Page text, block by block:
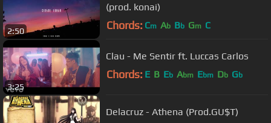
2:50
(prod. konai)
Chords: Cm Ab Bb Gm C
3:25
Clau - Me Sentir ft. Luccas Carlos
Chords: E B Eb Abm Ebm Db Gb
Delacruz - Athena (Prod.GU$T)